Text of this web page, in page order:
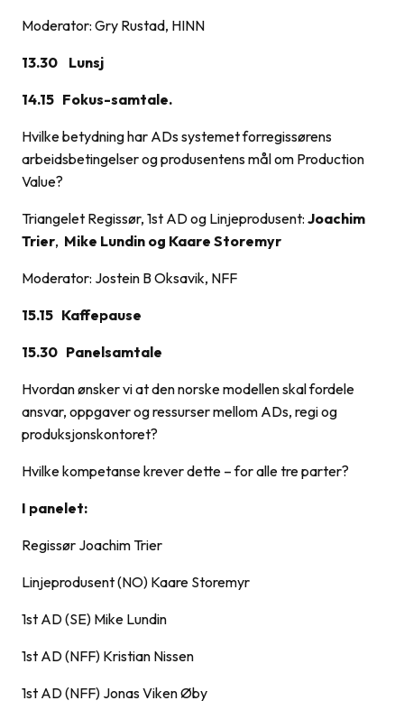
Moderator: Gry Rustad, HINN
13.30 Lunsj
14.15 Fokus-samtale.
Hvilke betydning har ADs systemet forregissørens
arbeidsbetingelser og produsentens mål om Production
Value?
Triangelet Regissør, 1st AD og Linjeprodusent: Joachim
Trier, Mike Lundin og Kaare Storemyr
Moderator: Jostein B Oksavik, NFF
15.15 Kaffepause
15.30 Panelsamtale
Hvordan ønsker vi at den norske modellen skal fordele
ansvar, oppgaver og ressurser mellom ADs, regi og
produksjonskontoret?
Hvilke kompetanse krever dette – for alle tre parter?
I panelet:
Regissør Joachim Trier
Linjeprodusent (NO) Kaare Storemyr
1st AD (SE) Mike Lundin
1st AD (NFF) Kristian Nissen
1st AD (NFF) Jonas Viken Øby